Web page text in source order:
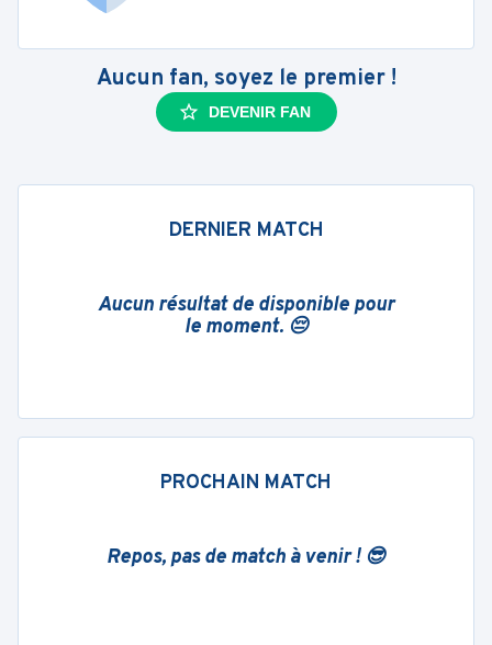
Aucun fan, soyez le premier !
DEVENIR FAN
DERNIER MATCH
Aucun résultat de disponible pour
le moment. 😔
PROCHAIN MATCH
Repos, pas de match à venir ! 😎